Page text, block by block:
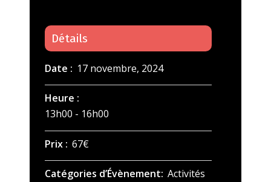
Détails
Date : 17 novembre, 2024
Heure :
13h00 - 16h00
Prix : 67€
Catégories d’Évènement: Activités